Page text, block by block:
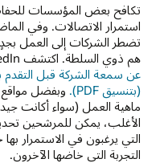
تكافح بعض المؤسسات
استمرار الاتصالات. وفي
تضطر الشركات إلى العمل
هم ذوي السلطة. اكتشف LinkedIn أن
عن سمعة الشركة قبل
(بتنسيق PDF).
وبفضل
ماهية العمل (سواء أكانت
الأغلب، يمكن للمرشحين
التي يرغبون في الاستمرار
التجربة التي خاضها الآخرون.